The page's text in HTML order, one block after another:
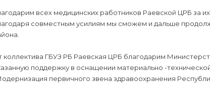
всех медицинских работников Раевской ЦРБ за
совместным усилиям мы сможем и дальше
коллектива ГБУЗ РБ Раевская ЦРБ благодарим
поддержку в оснащении материально -
первичного звена здравоохранения